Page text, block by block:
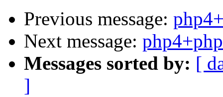
Previous message:
Next message:
Messages sorted by: [
]